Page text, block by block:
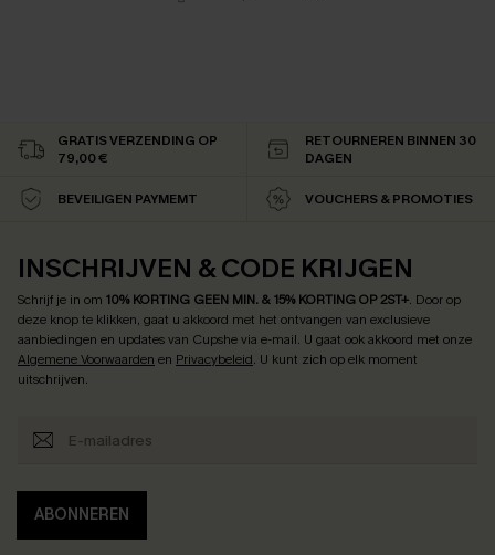
GRATIS VERZENDING OP
79,00 €
RETOURNEREN BINNEN 30
DAGEN
BEVEILIGEN PAYMEMT VOUCHERS & PROMOTIES
INSCHRIJVEN & CODE KRIJGEN
Schrijf je in om 10% KORTING GEEN MIN. & 15% KORTING OP 2ST+. Door op
deze knop te klikken, gaat u akkoord met het ontvangen van exclusieve
aanbiedingen en updates van Cupshe via e-mail. U gaat ook akkoord met onze
Algemene Voorwaarden en Privacybeleid. U kunt zich op elk moment
uitschrijven.
ABONNEREN